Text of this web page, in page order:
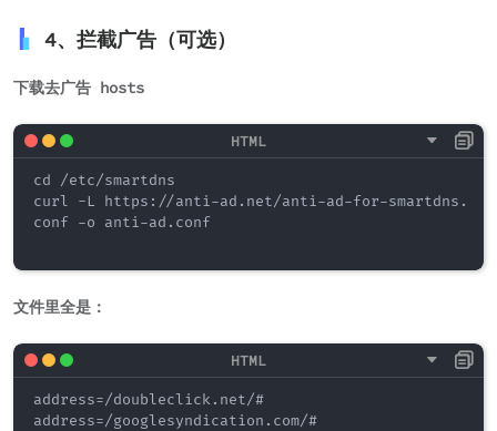
4、拦截广告（可选）
下载去广告 hosts
cd /etc/smartdns
curl -L https://anti-ad.net/anti-ad-for-smartdns.
conf -o anti-ad.conf
文件里全是：
address=/doubleclick.net/#
address=/googlesyndication.com/#